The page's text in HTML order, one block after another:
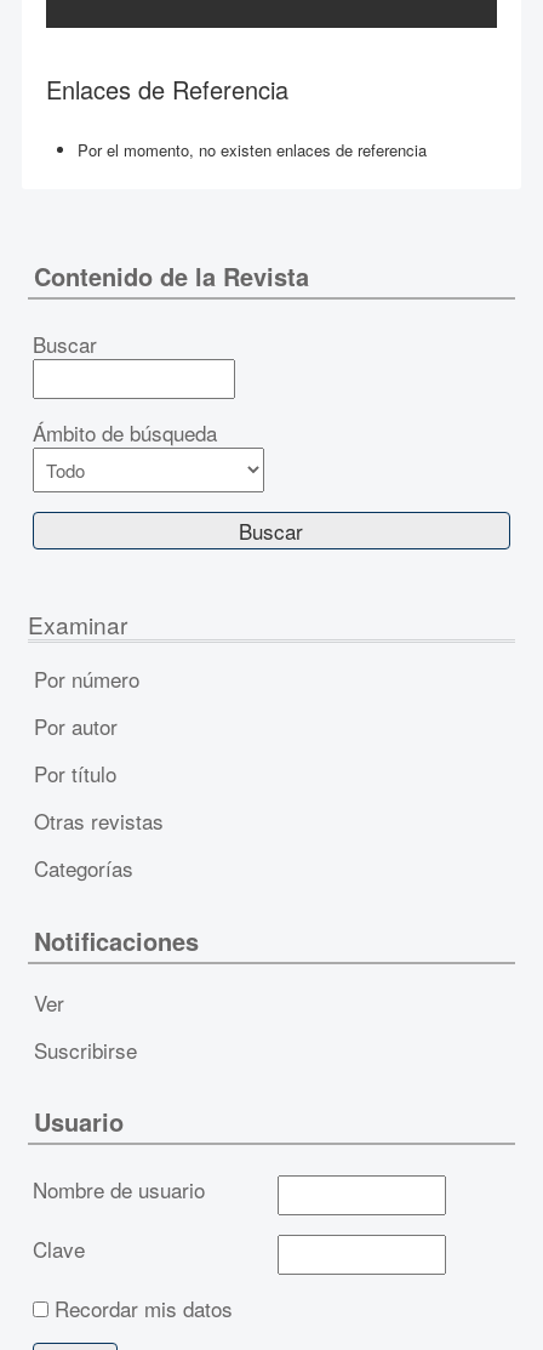
Enlaces de Referencia
Por el momento, no existen enlaces de referencia
Contenido de la Revista
Buscar
Ámbito de búsqueda
Examinar
Por número
Por autor
Por título
Otras revistas
Categorías
Notificaciones
Ver
Suscribirse
Usuario
Nombre de usuario
Clave
Recordar mis datos